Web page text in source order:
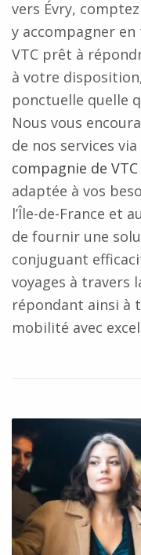
vers Évry,
y accompagner
VTC prêt à
à votre
ponctuelle quelle
Nous vous
de nos services
compagnie de
adaptée à vos
l’Île-de-France et
de fournir une
conjuguant
voyages à travers
répondant ainsi à
mobilité avec